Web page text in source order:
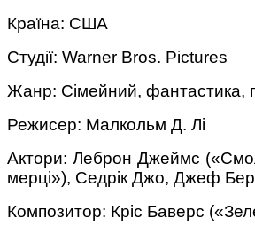
Країна: США
Студії: Warner Bros. Pictures
Жанр: Сімейний, фантастика,
Режисер: Малкольм Д. Лі
Актори: Леброн Джеймс
мерці»), Седрік Джо, Джеф
Композитор: Кріс Баверс